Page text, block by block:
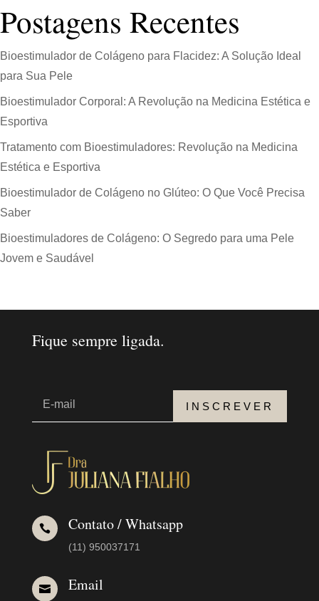
Postagens Recentes
Bioestimulador de Colágeno para Flacidez: A Solução Ideal
para Sua Pele
Bioestimulador Corporal: A Revolução na Medicina Estética e
Esportiva
Tratamento com Bioestimuladores: Revolução na Medicina
Estética e Esportiva
Bioestimulador de Colágeno no Glúteo: O Que Você Precisa
Saber
Bioestimuladores de Colágeno: O Segredo para uma Pele
Jovem e Saudável
Fique sempre ligada.
INSCREVER
 Contato / Whatsapp
(11) 950037171
 Email